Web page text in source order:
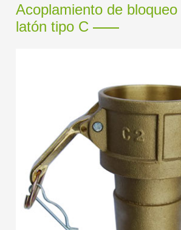
Acoplamiento de
latón tipo C